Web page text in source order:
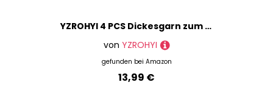
YZROHYI 4 PCS Dickesgarn zum Häkeln,Amigurumi zum Stricken,HäKelgarn für Anfänger,Textilgarn für Strickliesel,Crochet Yarn Blanket,Jersey für Taschen,Webrahmen Yarn zum Basteln
von YZROHYI
gefunden bei Amazon
13,99 €